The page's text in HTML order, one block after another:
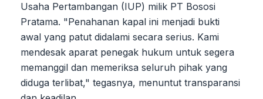
Usaha Pertambangan (IUP) milik PT Bososi
Pratama. "Penahanan kapal ini menjadi bukti
awal yang patut didalami secara serius. Kami
mendesak aparat penegak hukum untuk segera
memanggil dan memeriksa seluruh pihak yang
diduga terlibat," tegasnya, menuntut transparansi